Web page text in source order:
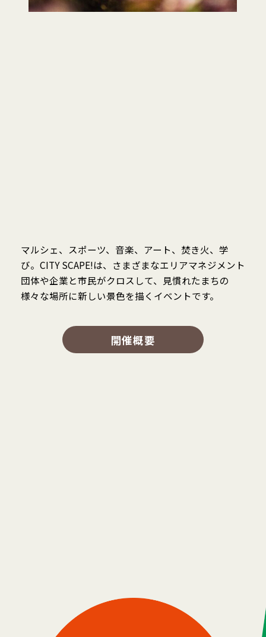
マルシェ、スポーツ、音楽、アート、焚き火、学
び。CITY SCAPE!は、さまざまなエリアマネジメント
団体や企業と市⺠がクロスして、見慣れたまちの
様々な場所に新しい景色を描くイベントです。
開催概要